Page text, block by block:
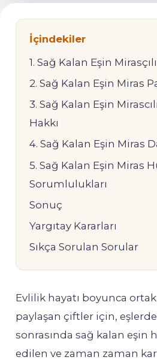
İçindekiler
1. Sağ Kalan Eşin
2. Sağ Kalan Eşin Miras
3. Sağ Kalan Eşin
Hakkı
4. Sağ Kalan Eşin Miras
5. Sağ Kalan Eşin Miras
Sorumlulukları
Sonuç
Yargıtay Kararları
Sıkça Sorulan Sorular
Evlilik hayatı boyunca ortak
paylaşan çiftler için,
sonrasında sağ kalan eşin
edilen ve zaman zaman